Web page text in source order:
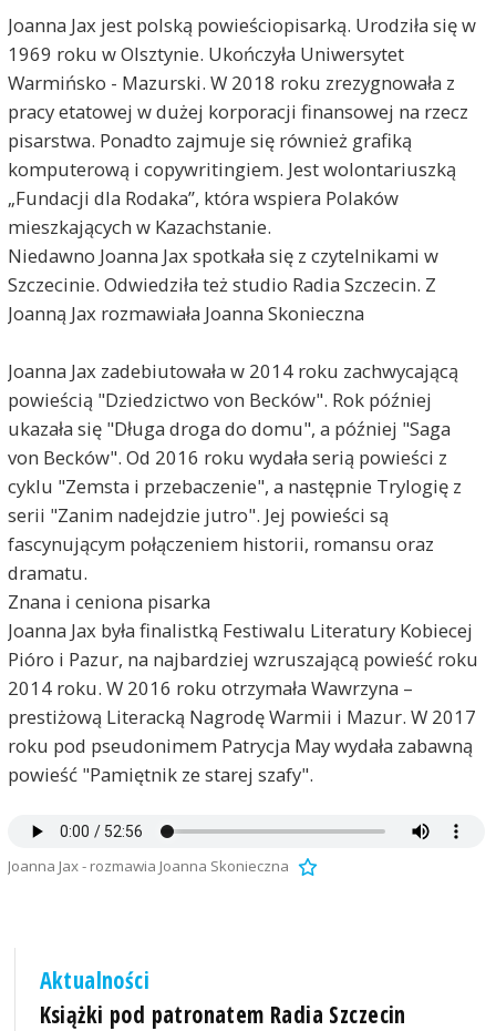
Joanna Jax jest polską powieściopisarką. Urodziła się w
1969 roku w Olsztynie. Ukończyła Uniwersytet
Warmińsko - Mazurski. W 2018 roku zrezygnowała z
pracy etatowej w dużej korporacji finansowej na rzecz
pisarstwa. Ponadto zajmuje się również grafiką
komputerową i copywritingiem. Jest wolontariuszką
„Fundacji dla Rodaka”, która wspiera Polaków
mieszkających w Kazachstanie.
Niedawno Joanna Jax spotkała się z czytelnikami w
Szczecinie. Odwiedziła też studio Radia Szczecin. Z
Joanną Jax rozmawiała Joanna Skonieczna
Joanna Jax zadebiutowała w 2014 roku zachwycającą
powieścią "Dziedzictwo von Becków". Rok później
ukazała się "Długa droga do domu", a później "Saga
von Becków". Od 2016 roku wydała serią powieści z
cyklu "Zemsta i przebaczenie", a następnie Trylogię z
serii "Zanim nadejdzie jutro". Jej powieści są
fascynującym połączeniem historii, romansu oraz
dramatu.
Znana i ceniona pisarka
Joanna Jax była finalistką Festiwalu Literatury Kobiecej
Pióro i Pazur, na najbardziej wzruszającą powieść roku
2014 roku. W 2016 roku otrzymała Wawrzyna –
prestiżową Literacką Nagrodę Warmii i Mazur. W 2017
roku pod pseudonimem Patrycja May wydała zabawną
powieść "Pamiętnik ze starej szafy".
Joanna Jax - rozmawia Joanna Skonieczna
Aktualności
Książki pod patronatem Radia Szczecin